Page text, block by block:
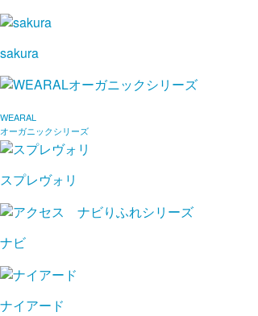
sakura
WEARAL
オーガニックシリーズ
スプレヴォリ
ナビ
ナイアード